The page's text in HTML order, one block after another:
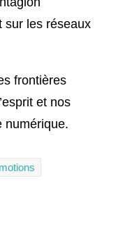
sur les réseaux
frontières
et nos
numérique.